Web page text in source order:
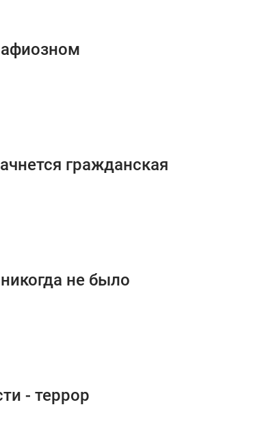
гражданская
не было
- террор